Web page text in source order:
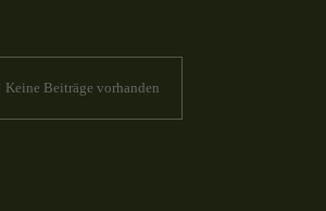
Keine Beiträge vorhanden